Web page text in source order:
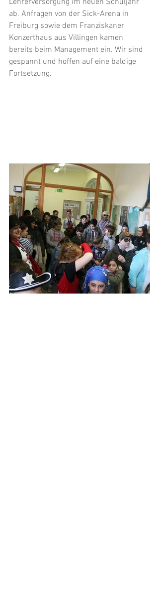
Lehrerversorgung im neuen Schuljahr
ab. Anfragen von der Sick-Arena in
Freiburg sowie dem Franziskaner
Konzerthaus aus Villingen kamen
bereits beim Management ein. Wir sind
gespannt und hoffen auf eine baldige
Fortsetzung.